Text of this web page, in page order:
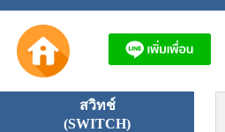
สวิทช์
(SWITCH)